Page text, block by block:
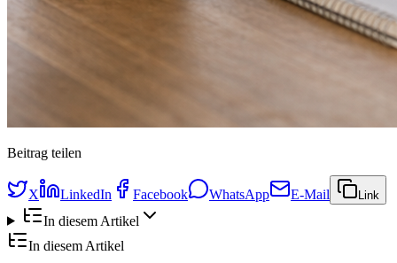
Beitrag teilen
X LinkedIn Facebook WhatsApp E-Mail Link
In diesem Artikel
In diesem Artikel